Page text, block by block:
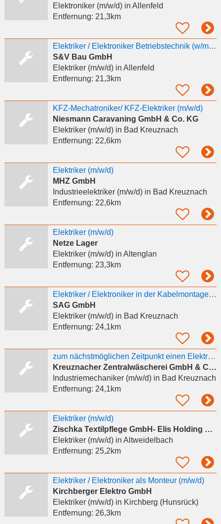
Elektroniker (m/w/d)in Allenfeld
Entfernung: 21,3km
Elektriker / Elektroniker Betriebstechnik (w/m/d)
S&V Bau GmbH
Elektriker (m/w/d)in Allenfeld
Entfernung: 21,3km
KFZ-Mechatroniker/ KFZ-Elektriker (m/w/d)
Niesmann Caravaning GmbH & Co. KG
Elektriker (m/w/d)in Bad Kreuznach
Entfernung: 22,6km
Elektriker (m/w/d)
MHZ GmbH
Industrieelektriker (m/w/d)in Bad Kreuznach
Entfernung: 22,6km
Elektriker (m/w/d)
Netze Lager
Elektriker (m/w/d)in Altenglan
Entfernung: 23,3km
Elektriker / Elektroniker in der Kabelmontage Mittel- und Niederspannung m/w/d
SAG GmbH
Elektriker (m/w/d)in Bad Kreuznach
Entfernung: 24,1km
zum nächstmöglichen Zeitpunkt einen Elektriker / Industrieelektroniker / Industriemechaniker
Kreuznacher Zentralwäscherei GmbH & Co. Mietwäsche KG
Industriemechaniker (m/w/d)in Bad Kreuznach
Entfernung: 24,1km
Elektriker (m/w/d)
Zischka Textilpflege GmbH- Elis Holding GmbH
Elektriker (m/w/d)in Altweidelbach
Entfernung: 25,2km
Elektriker / Elektroniker als Monteur (m/w/d)
Kirchberger Elektro GmbH
Elektriker (m/w/d)in Kirchberg (Hunsrück)
Entfernung: 26,3km